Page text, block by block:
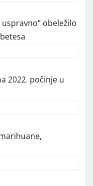
obeležilo
2022. počinje u